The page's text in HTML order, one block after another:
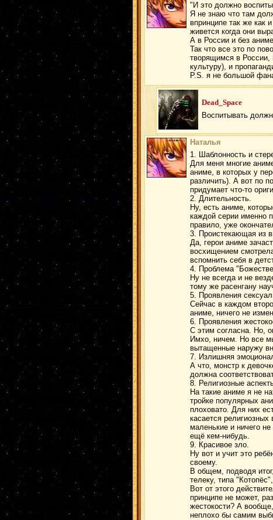
"И это должно
Я не знаю что там
впринципе так же как
живется когда они
А в России и без
Так что все это по
творящимся в России,
культуру), и
P.S. я не большой
Dead_Space
Воспитывать
Наталья
1. Шаблонность и
Для меня многие
аниме, в которых у
различить). А вот по
придумает что-то
2. Длительность.
Ну, есть аниме,
каждой серии именно
правило, уже
3. Проистекающая из
Да, герои аниме
восхищением
вспомнить себя в
4. Проблема
Ну не всегда и не
тому же расенгану
5. Проявления
Сейчас в каждом
аниме, ничего не
6. Проявления
С этим согласна. Но,
Имхо, ничем. Но все
вытащенные наружу
7. Излишняя
А что, монстр к
должна
8. Религиозные
На такие аниме я не
тройке популярных
плоховато. Для них
касается
маленькие и ничего
ещё кем-нибудь.
9. Красивое зло.
Ну вот и учит это
своему.
В общем, подводя
телеку, типа
Вот от этого
принципе не может,
жестокости? А
неплохо бы самим